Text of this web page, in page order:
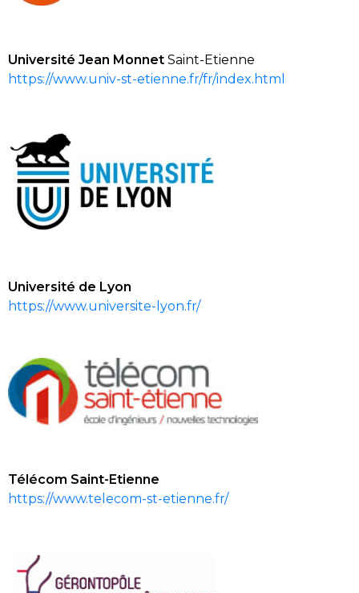
Université Jean Monnet Saint-Etienne
https://www.univ-st-etienne.fr/fr/index.html
Université de Lyon
https://www.universite-lyon.fr/
Télécom Saint-Etienne
https://www.telecom-st-etienne.fr/